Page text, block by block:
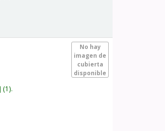
No hay
imagen de
cubierta
disponible
(1).